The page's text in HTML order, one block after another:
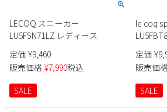
LECOQ スニーカー
LU5FSN71LZ レディース
定価 ¥9,460
販売価格 ¥7,990税込
SALE
le coq sportif ショ
定価 ¥
販売価
SALE